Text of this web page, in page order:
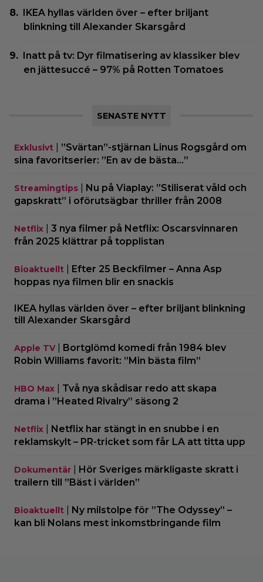
IKEA hyllas världen över – efter briljant
blinkning till Alexander Skarsgård
Inatt på tv: Dyr filmatisering av klassiker blev
en jättesuccé – 97% på Rotten Tomatoes
SENASTE NYTT
Exklusivt
”Svärtan”-stjärnan Linus Rogsgård om
sina favoritserier: ”En av de bästa…”
Streamingtips
Nu på Viaplay: ”Stiliserat våld och
gapskratt” i oförutsägbar thriller från 2008
Netflix
3 nya filmer på Netflix: Oscarsvinnaren
från 2025 klättrar på topplistan
Bioaktuellt
Efter 25 Beckfilmer – Anna Asp
hoppas nya filmen blir en snackis
IKEA hyllas världen över – efter briljant blinkning
till Alexander Skarsgård
Apple TV| Bortglömd komedi från 1984 blev
Robin Williams favorit: ”Min bästa film”
HBO Max
Två nya skådisar redo att skapa
drama i ”Heated Rivalry” säsong 2
Netflix
Netflix har stängt in en snubbe i en
reklamskylt – PR-tricket som får LA att titta upp
Dokumentär
Hör Sveriges märkligaste skratt i
trailern till ”Bäst i världen”
Bioaktuellt
Ny milstolpe för ”The Odyssey” –
kan bli Nolans mest inkomstbringande film